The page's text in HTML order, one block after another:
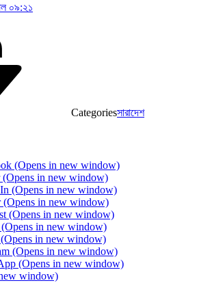
০৯:২১
Categoriesসারাদেশ
(Opens in new window)
in new window)
(Opens in new window)
(Opens in new window)
(Opens in new window)
in new window)
in new window)
(Opens in new window)
(Opens in new window)
window)